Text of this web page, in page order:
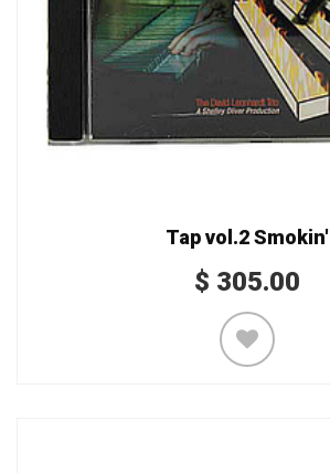
Tap vol.2 Smokin'
$ 305.00